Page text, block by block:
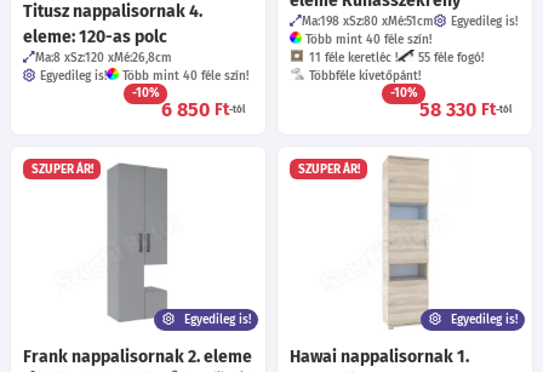
Ma:198 Sz:80 Mé:51cm
Egyedileg is!
Több mint 40 féle szín!
11 féle keretléc !
55 féle fogó!
Többféle kivetőpánt!
-10%
58 330 Ft-tól
Titusz nappalisornak 4.
eleme: 120-as polc
Ma:8 Sz:120 Mé:26,8cm
Egyedileg is!
Több mint 40 féle szín!
-10%
6 850 Ft-tól
SZUPER ÁR!
Egyedileg is!
Frank nappalisornak 2. eleme
SZUPER ÁR!
Egyedileg is!
Hawai nappalisornak 1.